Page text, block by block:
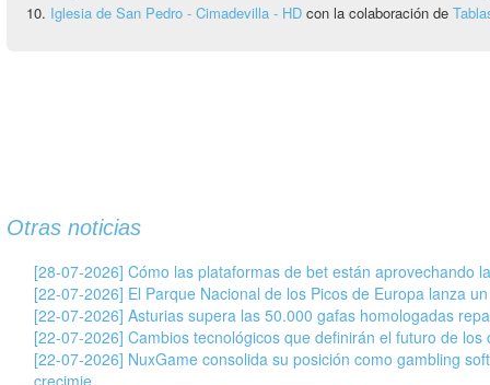
Iglesia de San Pedro - Cimadevilla - HD con la colaboración de
Otras noticias
[28-07-2026] Cómo las plataformas de bet están aprovechando
[22-07-2026] El Parque Nacional de los Picos de Europa lanza
[22-07-2026] Asturias supera las 50.000 gafas homologadas
[22-07-2026] Cambios tecnológicos que definirán el futuro de los
[22-07-2026] NuxGame consolida su posición como gambling